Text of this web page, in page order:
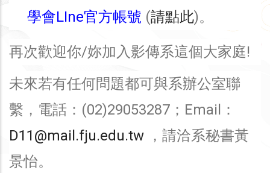
學會LIne官方帳號 (請點此)。
再次歡迎你/妳加入影傳系這個大家庭!
未來若有任何問題都可與系辦公室聯
繫，電話：(02)29053287；Email：
D11@mail.fju.edu.tw ，請洽系秘書黃
景怡。